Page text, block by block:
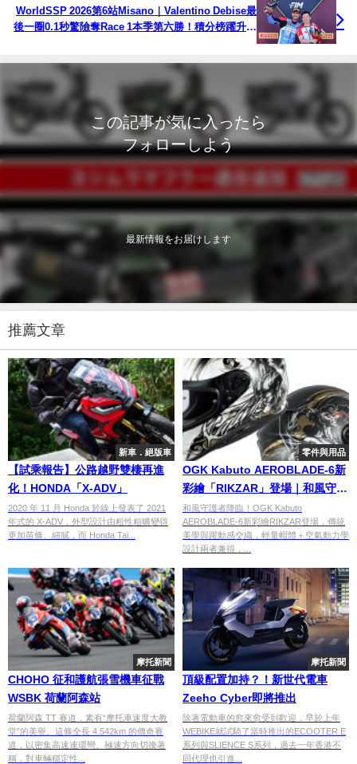
WorldSSP 2026第6站Misano｜Valentino Debise最
後一圈0.1秒驚險奪Race 1本季第六勝！積分榜躍升第
この記事が気に入ったら
フォローしよう
最新情報をお届けします
推薦文章
新車．絕版車
【試乘報告】公路越野雙棲再進
化！HONDA「X-ADV」
2020 年 11 月 Honda 於線上發表了 2021
年式的 X-ADV，外型設計由粗性粗曠變得
更加苗條、細膩，而 Honda Tai...
零件與用品
OGK Kabuto AEROBLADE-6新
彩繪「RIKZAR」登場｜和風守護
者圖案輕量空力全罩安全帽
和風守護者降臨！OGK Kabuto
AEROBLADE-6新彩繪RIKZAR登場，傳統
美學與躍動感交織，輕量帽體＋空氣動力學
設計兩者兼得，...
摩托新聞
CHOHO 征和護航張雪機車征戰
WSBK 荷蘭阿森站
荷蘭阿森 TT 賽道，素有“摩托車速度大教
堂”的美譽。這條全長 4.542km 的傳奇賽
道，以密集高速連環彎、極速方向切換著
稱，對車輛穩定性...
摩托新聞
頂級配置加持？！新世代電車
Zeeho Cyber即將推出
除著電動車的愈來愈受到歡迎，早於上年
WEBIKE就試騎了當時推出的ECOOTER E
系列與SLIENCE S系列，過去一年香港不
同代理也引進...